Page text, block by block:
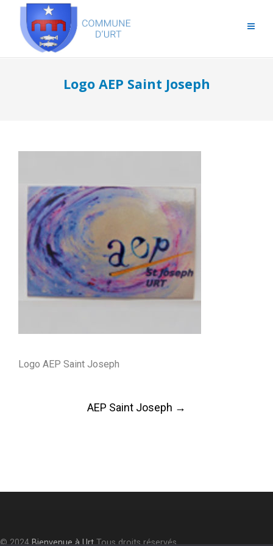
Logo AEP Saint Joseph
Logo AEP Saint Joseph
AEP Saint Joseph →
© 2024Bienvenue à UrtTous droits réservés.